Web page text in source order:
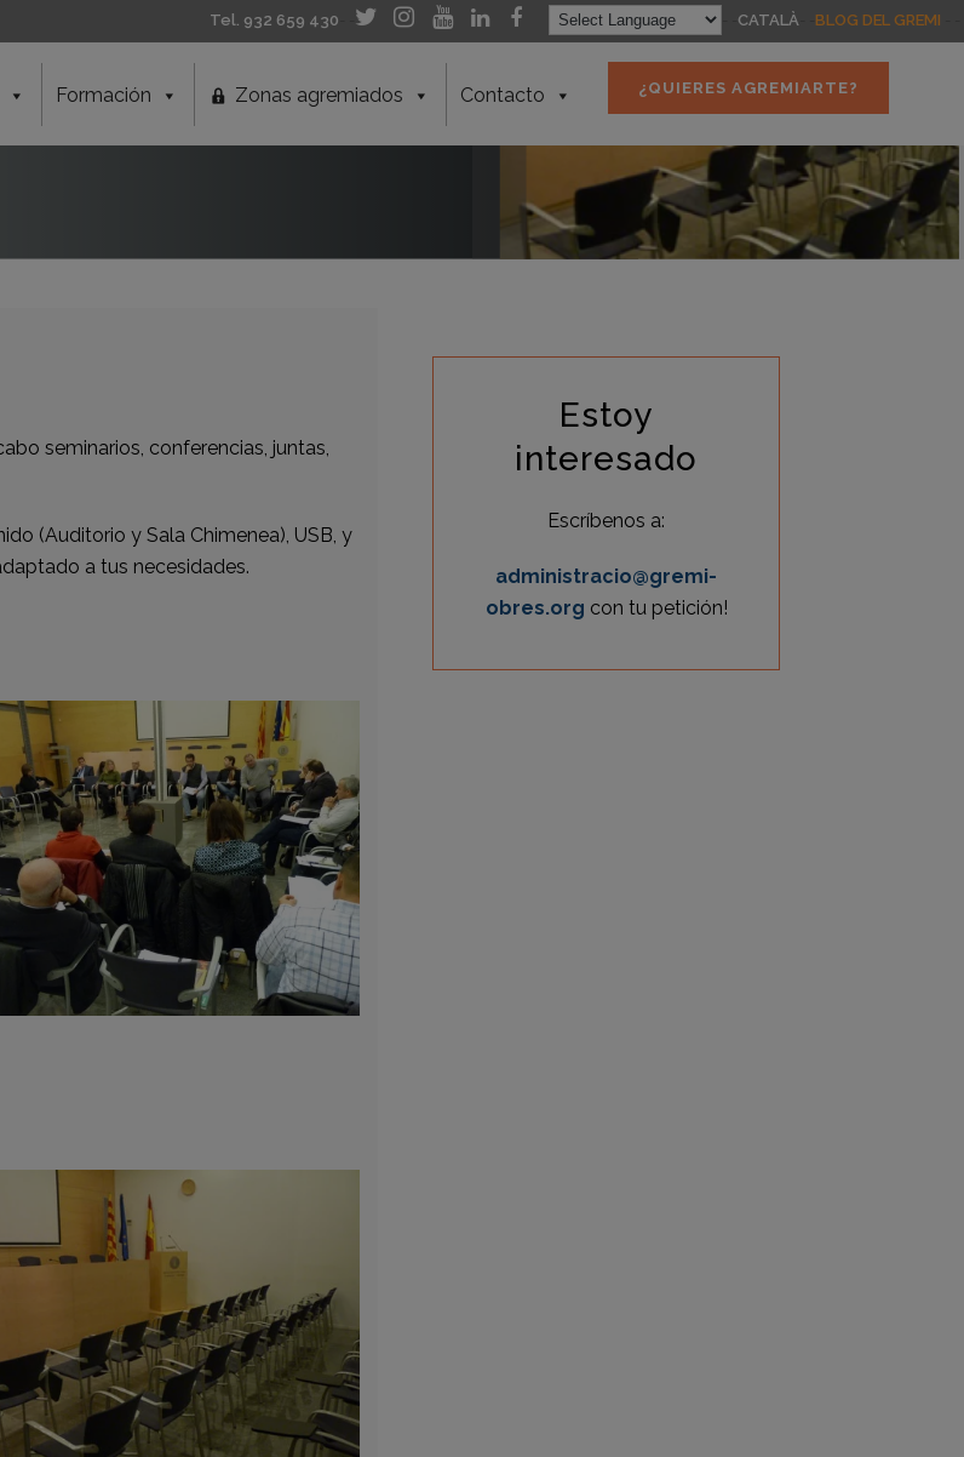
Tel. 932 659 430 CATALÀ BLOG DEL GREMI
¿QUIERES AGREMIARTE?
Formación Zonas agremiados Contacto
seminarios, conferencias, juntas,
(Auditorio y Sala Chimenea), USB, y
a tus necesidades.
Estoy
interesado
Escríbenos a:
administracio@gremi-
obres.org con tu petición!